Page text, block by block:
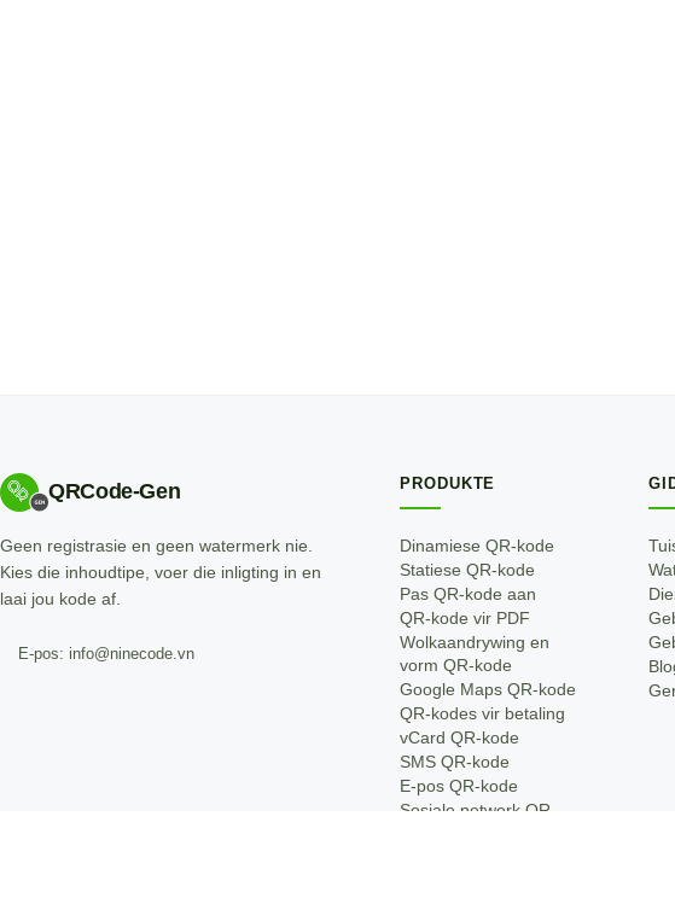
QRCode-Gen
Geen registrasie en geen watermerk nie.
Kies die inhoudtipe, voer die inligting in en
laai jou kode af.
E-pos: info@ninecode.vn
PRODUKTE
Dinamiese QR-kode
Statiese QR-kode
Pas QR-kode aan
QR-kode vir PDF
Wolkaandrywing en
vorm QR-kode
Google Maps QR-kode
QR-kodes vir betaling
vCard QR-kode
SMS QR-kode
E-pos QR-kode
Sosiale netwerk QR-